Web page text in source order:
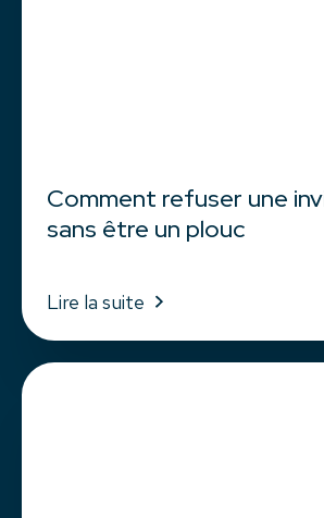
Comment refuser une
sans être un plouc
Lire la suite